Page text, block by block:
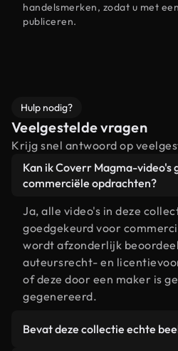
handelsmerken, zodat u met
publiceren.
Hulp nodig?
Veelgestelde vragen
Krijg snel antwoord op
Kan ik Coverr Magma-video's
commerciële opdrachten?
Ja, alle video's in deze
goedgekeurd voor
wordt afzonderlijk
auteursrecht- en
of deze door een maker is
gegenereerd.
Bevat deze collectie echte